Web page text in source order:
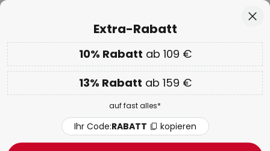
EXTRA 10% ab 109 € & 13% ab 159 € auf fast alles
Code:RABATT kopieren
WOW Week:Bis zu -70%
Weiße Wandleuchten
Modern LED Design Gips Mit Schalter
Extra-Rabatt
10% Rabatt ab 109 €
13% Rabatt ab 159 €
auf fast alles*
Ihr Code:RABATT kopieren